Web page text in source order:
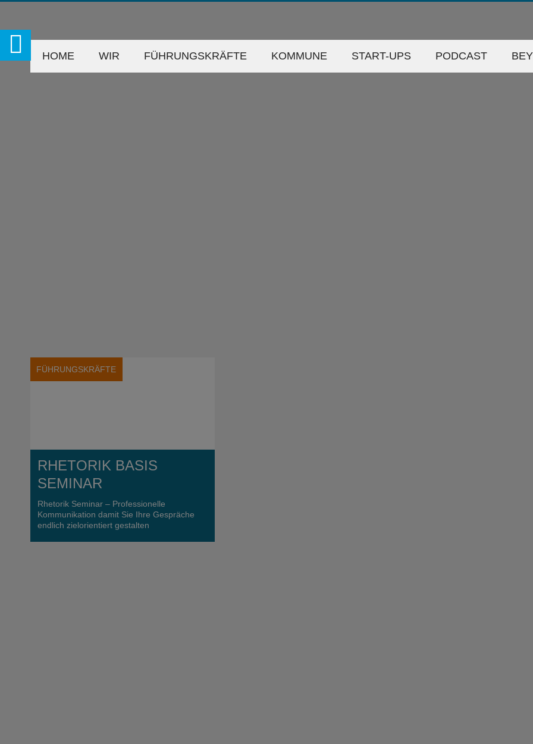
HOME WIR FÜHRUNGSKRÄFTE KOMMUNE START-UPS PODCAST
FÜHRUNGSKRÄFTE
RHETORIK BASIS
SEMINAR
Rhetorik Seminar – Professionelle
Kommunikation damit Sie Ihre Gespräche
endlich zielorientiert gestalten